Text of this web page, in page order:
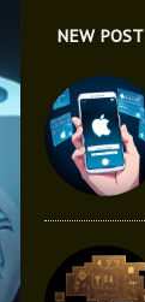
NEW POST